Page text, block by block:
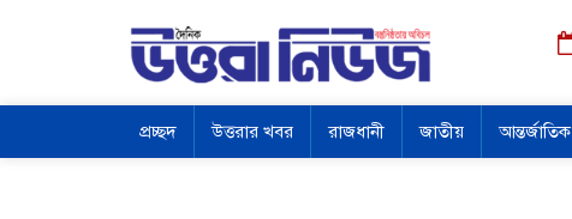
প্রচ্ছদ উত্তরার খবর রাজধানী জাতীয় আন্তর্জাতিক